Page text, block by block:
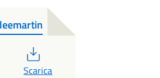
PDF
Scarica